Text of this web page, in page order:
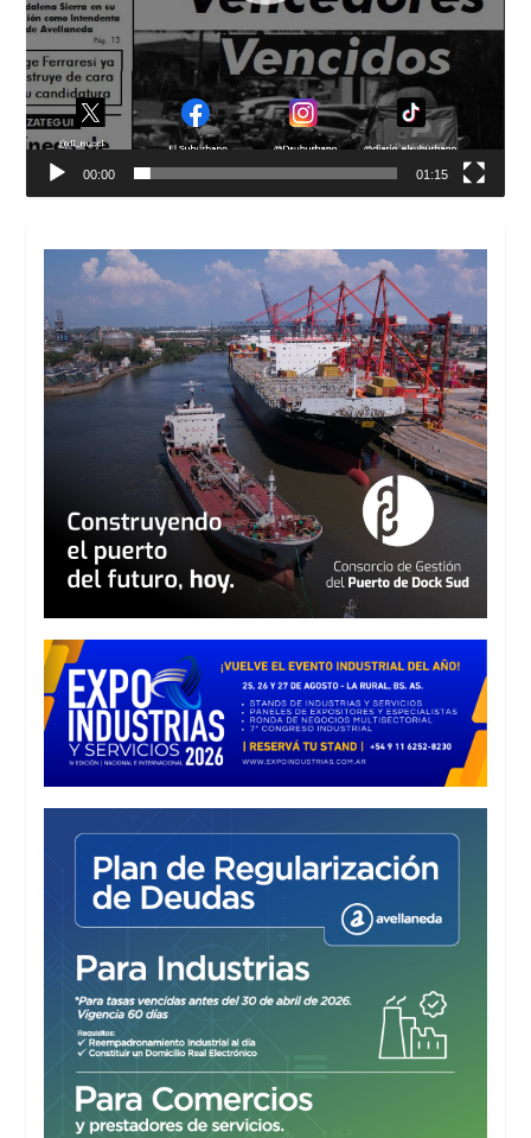
00:00 01:15